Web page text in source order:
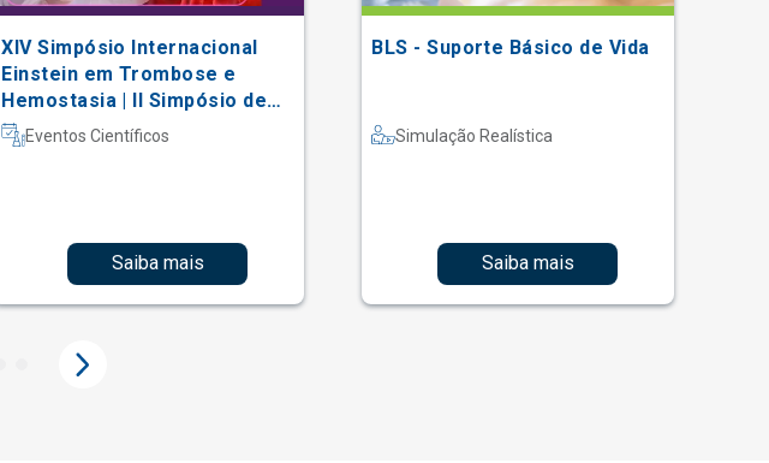
XIV Simpósio Internacional
Einstein em Trombose e
Hemostasia | II Simpósio de
Hematologia Laboratorial
Eventos Científicos
Saiba mais
BLS - Suporte Básico de Vida
Simulação Realística
Saiba mais